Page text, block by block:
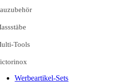
Tools
Werbeartikel-Sets